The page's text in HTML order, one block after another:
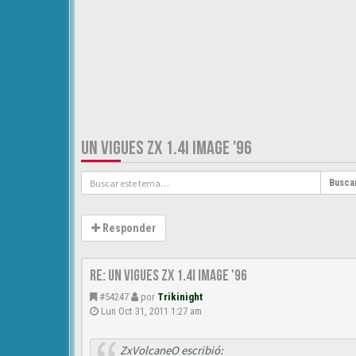
UN VIGUES ZX 1.4I IMAGE '96
Responder
Re: Un vigues ZX 1.4i IMAGE '96
#54247 por Trikinight
Lun Oct 31, 2011 1:27 am
ZxVolcaneO escribió: